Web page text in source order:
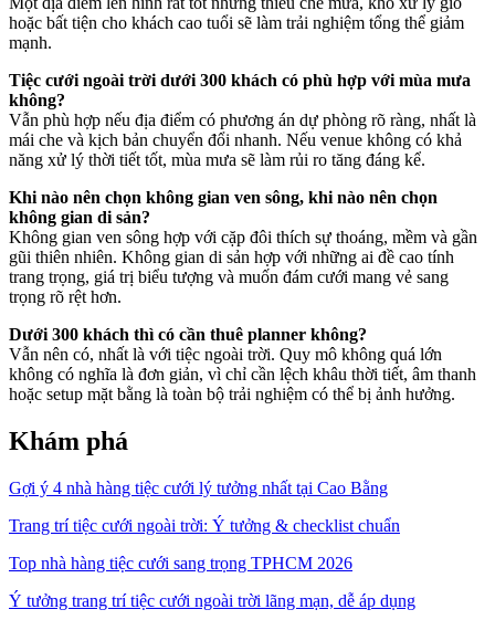
hoặc bất tiện cho khách cao tuổi sẽ làm trải nghiệm tổng thể giảm
mạnh.
Tiệc cưới ngoài trời dưới 300 khách có phù hợp với mùa mưa
không?
Vẫn phù hợp nếu địa điểm có phương án dự phòng rõ ràng, nhất là
mái che và kịch bản chuyển đổi nhanh. Nếu venue không có khả
năng xử lý thời tiết tốt, mùa mưa sẽ làm rủi ro tăng đáng kể.
Khi nào nên chọn không gian ven sông, khi nào nên chọn
không gian di sản?
Không gian ven sông hợp với cặp đôi thích sự thoáng, mềm và gần
gũi thiên nhiên. Không gian di sản hợp với những ai đề cao tính
trang trọng, giá trị biểu tượng và muốn đám cưới mang vẻ sang
trọng rõ rệt hơn.
Dưới 300 khách thì có cần thuê planner không?
Vẫn nên có, nhất là với tiệc ngoài trời. Quy mô không quá lớn
không có nghĩa là đơn giản, vì chỉ cần lệch khâu thời tiết, âm thanh
hoặc setup mặt bằng là toàn bộ trải nghiệm có thể bị ảnh hưởng.
Khám phá
Gợi ý 4 nhà hàng tiệc cưới lý tưởng nhất tại Cao Bằng
Trang trí tiệc cưới ngoài trời: Ý tưởng & checklist chuẩn
Top nhà hàng tiệc cưới sang trọng TPHCM 2026
Ý tưởng trang trí tiệc cưới ngoài trời lãng mạn, dễ áp dụng